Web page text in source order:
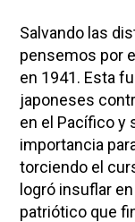
Salvando las
pensemos por
en 1941. Esta
japoneses
en el Pacífico y
importancia
torciendo el
logró insuflar
patriótico que